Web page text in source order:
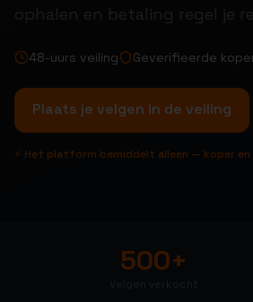
ophalen en betaling regel je
48-uurs veiling Geverifieerde
Plaats je velgen in de veiling
⚡ Het platform bemiddelt alleen — koper
500+